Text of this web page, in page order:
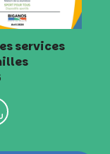
services